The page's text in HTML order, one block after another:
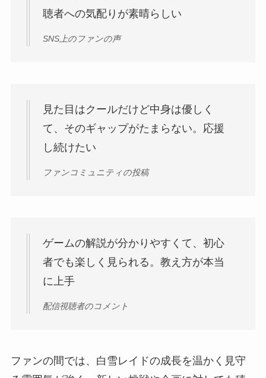
聴者への気配りが素晴らしい
SNS上のファンの声
見た目はクールだけど中身は優しく
て、そのギャップがたまらない。応援
し続けたい
ファンコミュニティの投稿
ゲームの解説が分かりやすくて、初心
者でも楽しく見られる。教え方が本当
に上手
配信視聴者のコメント
ファンの間では、白雪レイドの成長を温かく見守